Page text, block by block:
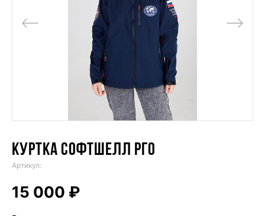
КУРТКА СОФТШЕЛЛ РГО
Артикул:
15 000 ₽